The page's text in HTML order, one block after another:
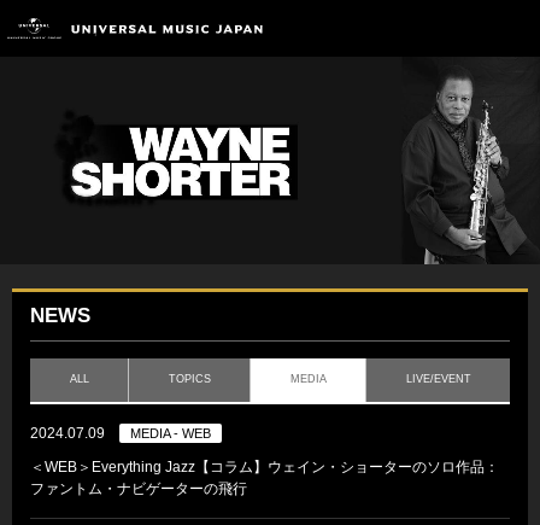
NEWS
ALL TOPICS MEDIA LIVE/EVENT
2024.07.09 MEDIA - WEB
＜WEB＞Everything Jazz【コラム】ウェイン・ショーターのソロ作品：
ファントム・ナビゲーターの飛行